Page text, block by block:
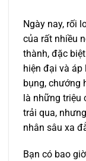
Ngày nay, rối
của rất nhiều
thành, đặc
hiện đại và áp
bụng, chướng
là những triệu
trải qua,
nhân sâu xa
Bạn có bao